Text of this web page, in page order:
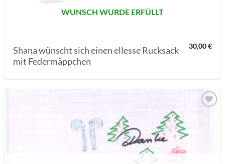
WUNSCH WURDE ERFÜLLT
Shana wünscht sich einen ellesse Rucksack
mit Federmäppchen
30,00€
AUF MEINE
MERKLISTE
SETZEN